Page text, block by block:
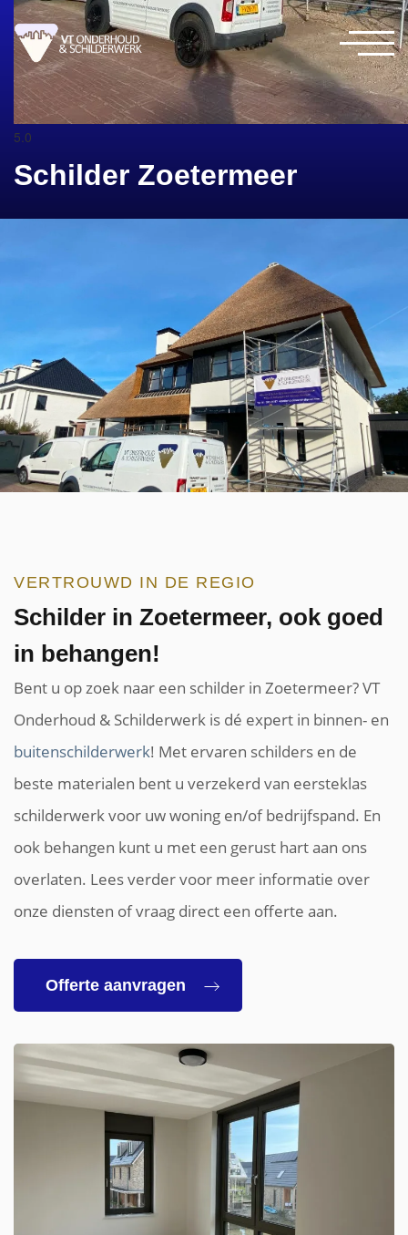
5.0
Schilder Zoetermeer
VERTROUWD IN DE REGIO
Schilder in Zoetermeer, ook goed
in behangen!
Bent u op zoek naar een schilder in Zoetermeer? VT
Onderhoud & Schilderwerk is dé expert in binnen- en
buitenschilderwerk! Met ervaren schilders en de
beste materialen bent u verzekerd van eersteklas
schilderwerk voor uw woning en/of bedrijfspand. En
ook behangen kunt u met een gerust hart aan ons
overlaten. Lees verder voor meer informatie over
onze diensten of vraag direct een offerte aan.
Offerte aanvragen